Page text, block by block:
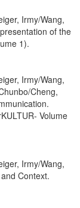
Irmy/Wang,
of the
1).
Irmy/Wang,
Cheng,
Volume
Irmy/Wang,
Context.